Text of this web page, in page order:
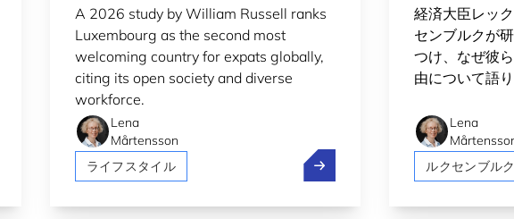
ンブルクから世界への規制報告の効率化
EXPATS IN 2026
A 2026 study by William Russell ranks
Luxembourg as the second most
welcoming country for expats globally,
citing its open society and diverse
workforce.
Lena
Mårtensson
ライフスタイル
Luxembourg 2nd most
経済大臣レッ
センブルクが
つけ、なぜ彼
由について語り
Lena
ルクセンブル